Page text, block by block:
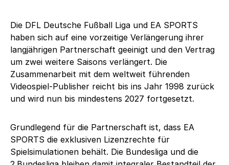
Die DFL Deutsche Fußball Liga und EA SPORTS
haben sich auf eine vorzeitige Verlängerung ihrer
langjährigen Partnerschaft geeinigt und den Vertrag
um zwei weitere Saisons verlängert. Die
Zusammenarbeit mit dem weltweit führenden
Videospiel-Publisher reicht bis ins Jahr 1998 zurück
und wird nun bis mindestens 2027 fortgesetzt.
Grundlegend für die Partnerschaft ist, dass EA
SPORTS die exklusiven Lizenzrechte für
Spielsimulationen behält. Die Bundesliga und die